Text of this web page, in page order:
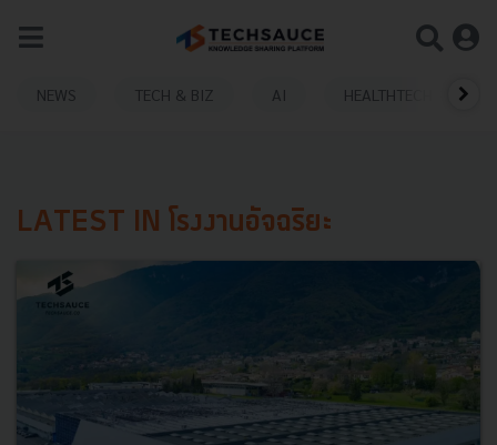
NEWS TECH & BIZ AI HEALTHTECH
LATEST IN โรงงานอัจฉริยะ